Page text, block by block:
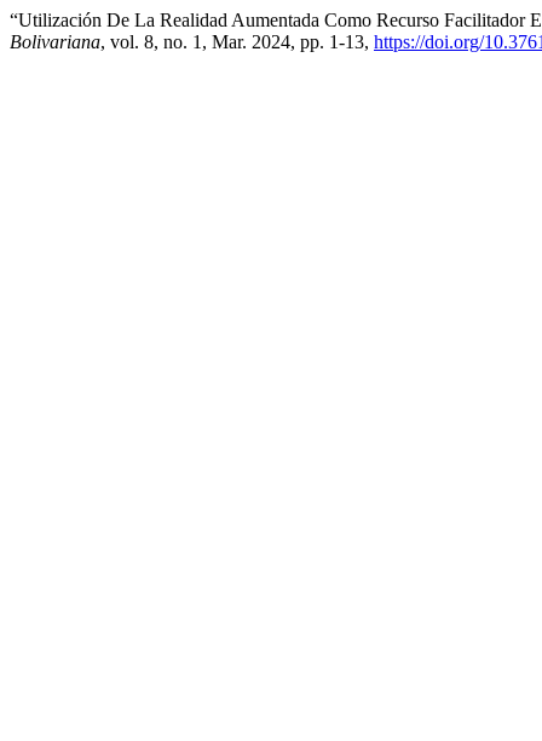
“Utilización De La Realidad Aumentada Como Recurso Facilitador
Bolivariana, vol. 8, no. 1, Mar. 2024, pp. 1-13, https://doi.org/